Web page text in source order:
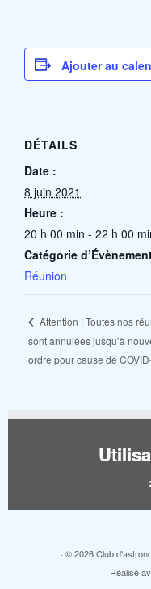
Ajouter au
DÉTAILS
Date :
8 juin 2021
Heure :
20 h 00 min - 22 h 00
Catégorie
Réunion
Attention ! Toutes nos
sont annulées jusqu’à
ordre pour cause de
· © 2026Club
Réalisé